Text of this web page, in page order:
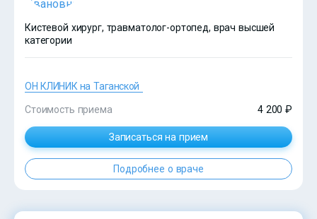
?>
Кистевой хирург, травматолог-ортопед, врач высшей
категории
ОН КЛИНИК на Таганской
Стоимость приема 4 200 ₽
Записаться на прием
Подробнее о враче